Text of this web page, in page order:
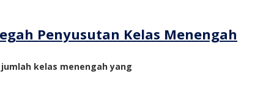
Penyusutan Kelas Menengah
kelas menengah yang